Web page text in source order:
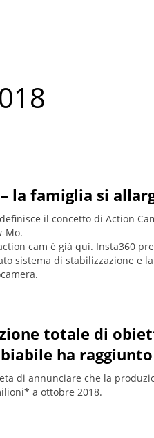
la famiglia si
il concetto di Action
Mo.
cam è già qui. Insta360
sistema di stabilizzazione e
totale di
ha
di annunciare che la
a ottobre 2018.